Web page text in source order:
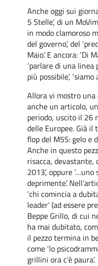
Anche oggi sui
5 Stelle’, di un
in modo clamoroso
del governo’, del
Maio’. E ancora: ‘Di
‘parlare di una
più possibile’,
Allora vi mostro una
anche un articolo,
periodo, uscito il 26
delle Europee. Già il
flop del M5S: gelo e
Anche in questo
risacca,
2013’, oppure
deprimente’.
‘chi comincia a
leader’ (ad essere
Beppe Grillo, di cui
ha mai dubitato,
il pezzo termina in
come ‘lo
grillini ora c’è paura’.